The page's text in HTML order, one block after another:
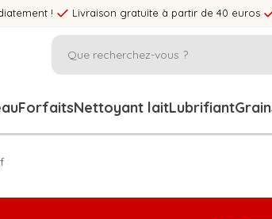
! Livraison gratuite à partir de 40 euros
ForfaitsNettoyant laitLubrifiant